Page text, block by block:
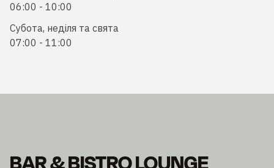
06:00 - 10:00
Субота, неділя та свята
07:00 - 11:00